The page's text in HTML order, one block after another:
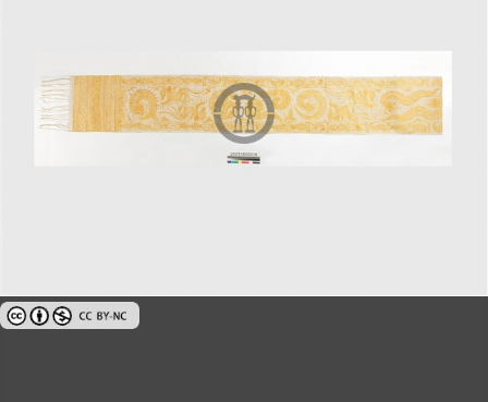
創用CC姓名標示-非商業性 3.0 台灣及其後版本(CC BY-NC 3.0 TW +)